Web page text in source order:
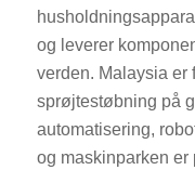
og leverer
verden. Malaysia er
sprøjtestøbning på
automatisering,
og maskinparken er